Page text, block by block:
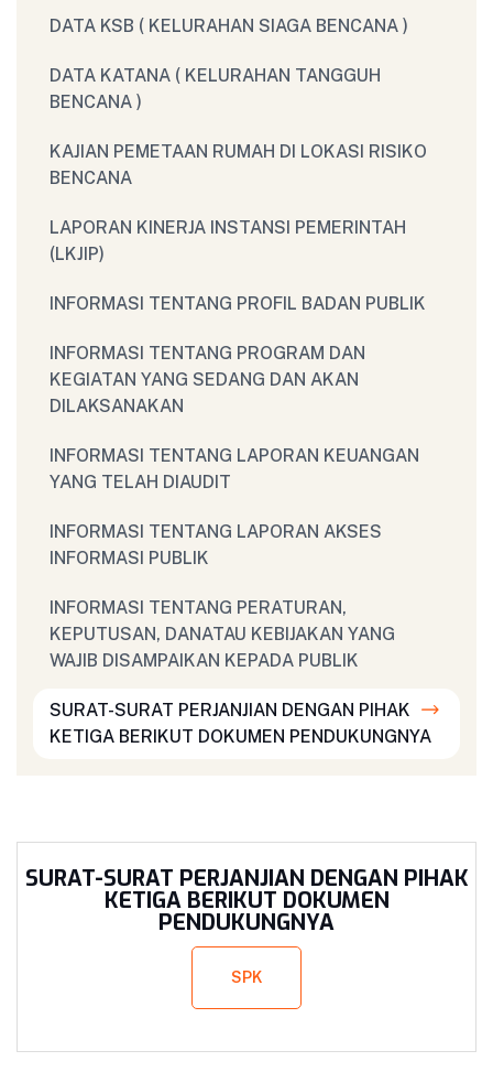
DATA KSB ( KELURAHAN SIAGA BENCANA )
DATA KATANA ( KELURAHAN TANGGUH
BENCANA )
KAJIAN PEMETAAN RUMAH DI LOKASI RISIKO
BENCANA
LAPORAN KINERJA INSTANSI PEMERINTAH
(LKJIP)
INFORMASI TENTANG PROFIL BADAN PUBLIK
INFORMASI TENTANG PROGRAM DAN
KEGIATAN YANG SEDANG DAN AKAN
DILAKSANAKAN
INFORMASI TENTANG LAPORAN KEUANGAN
YANG TELAH DIAUDIT
INFORMASI TENTANG LAPORAN AKSES
INFORMASI PUBLIK
INFORMASI TENTANG PERATURAN,
KEPUTUSAN, DANATAU KEBIJAKAN YANG
WAJIB DISAMPAIKAN KEPADA PUBLIK
SURAT-SURAT PERJANJIAN DENGAN PIHAK
KETIGA BERIKUT DOKUMEN PENDUKUNGNYA
SURAT-SURAT PERJANJIAN DENGAN PIHAK
KETIGA BERIKUT DOKUMEN
PENDUKUNGNYA
SPK